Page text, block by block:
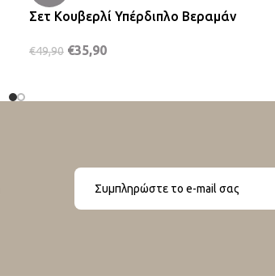
Σετ Κουβερλί Υπέρδιπλο Βεραμάν
€49,90 €35,90